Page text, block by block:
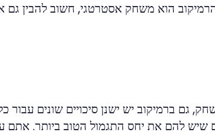
הוא משחק אסטרטגי, חשוב להבין גם
גם ברמיקוב יש ישנן סיכויים שונים
להם את יחס התגמול הטוב ביותר. אתם